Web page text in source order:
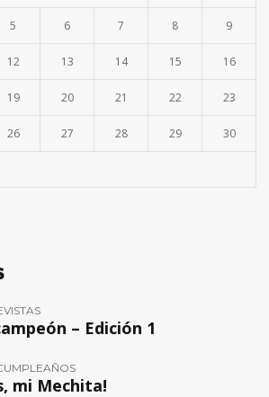
5 6 7 8 9
12 13 14 15 16
19 20 21 22 23
26 27 28 29 30
– Edición 1
mi Mechita!